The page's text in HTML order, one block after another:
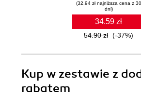
(32.94 zł najniższa cena z 30
dni)
34.59 zł
54.90 zł (-37%)
Kup w zestawie z
rabatem